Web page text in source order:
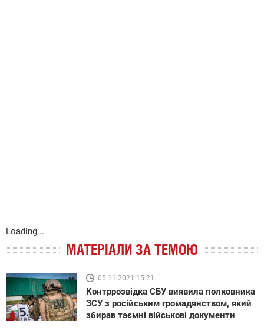
Loading...
МАТЕРІАЛИ ЗА ТЕМОЮ
05.11.2021 15:21
Контррозвідка СБУ виявила полковника
ЗСУ з російським громадянством, який
збирав таємні військові документи